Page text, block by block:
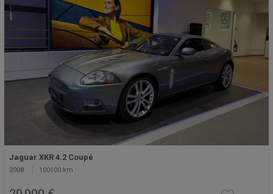
Jaguar XKR 4.2 Coupé
2008 100100 km